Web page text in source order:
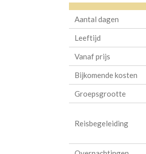
Aantal dagen
Leeftijd
Vanaf prijs
Bijkomende kosten
Groepsgrootte
Reisbegeleiding